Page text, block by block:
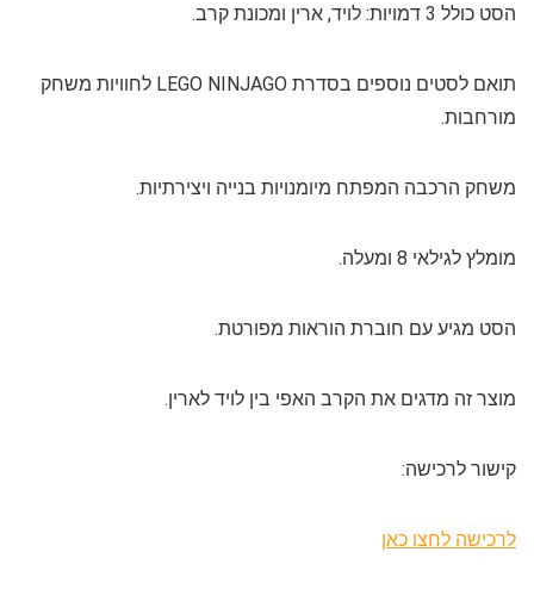
הסט כולל 3 דמויות: לויד, ארין ומכונת קרב.
תואם לסטים נוספים בסדרת LEGO NINJAGO לחוויות משחק
מורחבות.
משחק הרכבה המפתח מיומנויות בנייה ויצירתיות.
מומלץ לגילאי 8 ומעלה.
הסט מגיע עם חוברת הוראות מפורטת.
מוצר זה מדגים את הקרב האפי בין לויד לארין.
קישור לרכישה:
לרכישה לחצו כאן